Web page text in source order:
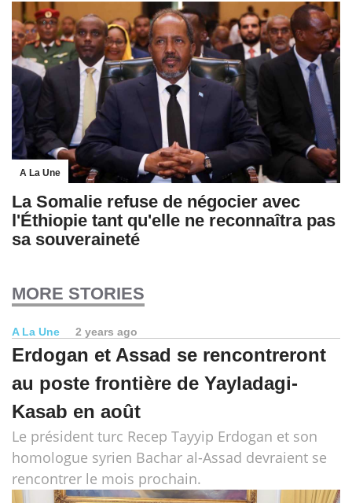
A La Une
La Somalie refuse de négocier avec
l'Éthiopie tant qu'elle ne reconnaîtra pas
sa souveraineté
MORE STORIES
A La Une 2 years ago
Erdogan et Assad se rencontreront
au poste frontière de Yayladagi-
Kasab en août
Le président turc Recep Tayyip Erdogan et son
homologue syrien Bachar al-Assad devraient se
rencontrer le mois prochain.